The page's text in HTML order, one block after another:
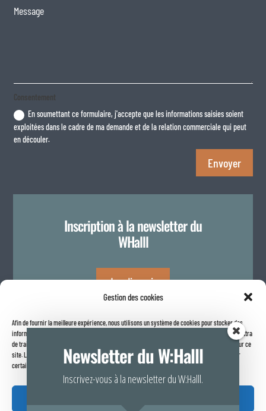
Gestion des cookies
Afin de fournir la meilleure expérience, nous utilisons un système de cookies pour stocker des
informations sur votre navigateur internet. Le fait de consentir à ces technologies nous permettra
de traiter des données telles que le comportement de navigation ou les identifiants uniques sur ce
site. Le fait de ne pas consentir ou de retirer son consentement peut avoir un effet négatif sur
certaines caractéristiques et fonctions.
Consentement
En soumettant ce formulaire, j'accepte que les informations saisies soient
exploitées dans le cadre de ma demande et de la relation commerciale qui peut
en découler.
Envoyer
Inscription à la newsletter du
WHalll
Je m'inscris
Politique de confidentialité
Newsletter du W:Halll
Inscrivez-vous à la newsletter du W:Halll.